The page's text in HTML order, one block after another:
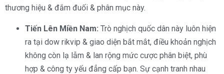
thương hiệu & đắm đuối & phân mục này.
Tiến Lên Miền Nam: Trò nghịch quốc dân này luôn hiện
ra tại dow rikvip & giao diện bắt mắt, điều khoản nghịch
không còn lạ lẫm & lan rộng mức cược phân biệt, phù
hợp & công ty yếu đẳng cấp bạn. Sự cạnh tranh nhau